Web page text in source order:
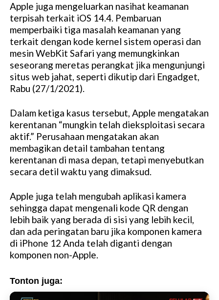
M
u
t
e
Apple juga mengeluarkan nasihat keamanan
terpisah terkait iOS 14.4. Pembaruan
memperbaiki tiga masalah keamanan yang
terkait dengan kode kernel sistem operasi dan
mesin WebKit Safari yang memungkinkan
seseorang meretas perangkat jika mengunjungi
situs web jahat, seperti dikutip dari Engadget,
Rabu (27/1/2021).
Dalam ketiga kasus tersebut, Apple mengatakan
kerentanan “mungkin telah dieksploitasi secara
aktif.” Perusahaan mengatakan akan
membagikan detail tambahan tentang
kerentanan di masa depan, tetapi menyebutkan
secara detil waktu yang dimaksud.
Apple juga telah mengubah aplikasi kamera
sehingga dapat mengenali kode QR dengan
lebih baik yang berada di sisi yang lebih kecil,
dan ada peringatan baru jika komponen kamera
di iPhone 12 Anda telah diganti dengan
komponen non-Apple.
Tonton juga: